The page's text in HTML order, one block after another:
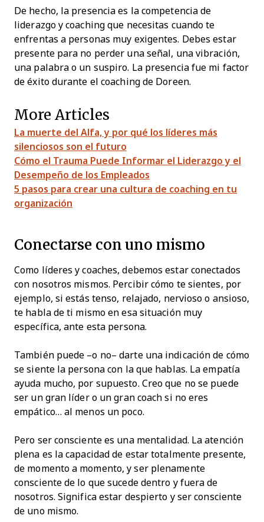
De hecho, la presencia es la competencia de
liderazgo y coaching que necesitas cuando te
enfrentas a personas muy exigentes. Debes estar
presente para no perder una señal, una vibración,
una palabra o un suspiro. La presencia fue mi factor
de éxito durante el coaching de Doreen.
More Articles
La muerte del Alfa, y por qué los líderes más
silenciosos son el futuro
Cómo el Trauma Puede Informar el Liderazgo y el
Desempeño de los Empleados
5 pasos para crear una cultura de coaching en tu
organización
Conectarse con uno mismo
Como líderes y coaches, debemos estar conectados
con nosotros mismos. Percibir cómo te sientes, por
ejemplo, si estás tenso, relajado, nervioso o ansioso,
te habla de ti mismo en esa situación muy
específica, ante esta persona.
También puede –o no– darte una indicación de cómo
se siente la persona con la que hablas. La empatía
ayuda mucho, por supuesto. Creo que no se puede
ser un gran líder o un gran coach si no eres
empático… al menos un poco.
Pero ser consciente es una mentalidad. La atención
plena es la capacidad de estar totalmente presente,
de momento a momento, y ser plenamente
consciente de lo que sucede dentro y fuera de
nosotros. Significa estar despierto y ser consciente
de uno mismo.